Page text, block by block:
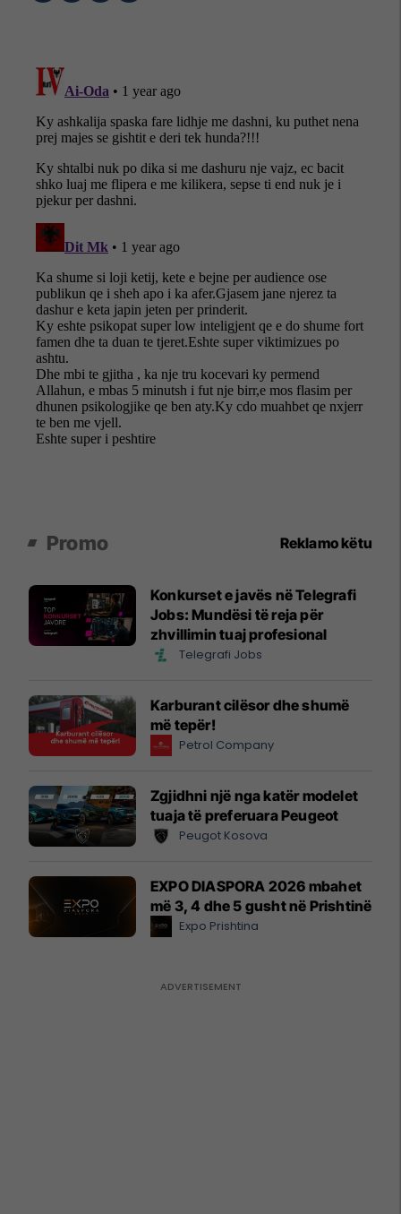
Promo Reklamo këtu
Konkurset e javës në Telegrafi
Jobs: Mundësi të reja për
zhvillimin tuaj profesional
Telegrafi Jobs
Karburant cilësor dhe shumë
më tepër!
Petrol Company
Zgjidhni një nga katër modelet
tuaja të preferuara Peugeot
Peugot Kosova
EXPO DIASPORA 2026 mbahet
më 3, 4 dhe 5 gusht në Prishtinë
Expo Prishtina